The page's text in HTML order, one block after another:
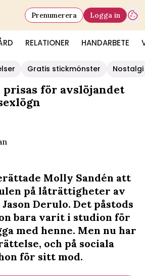
RELATIONER HANDARBETE
Prenumerera Logga in
Gratis stickmönster Nostalgi
prisas för avslöjandet
Molly Sandén att
på låträttigheter av
Derulo. Det påstods
bara varit i studion för
med henne. Men nu har
och på sociala
för sitt mod.